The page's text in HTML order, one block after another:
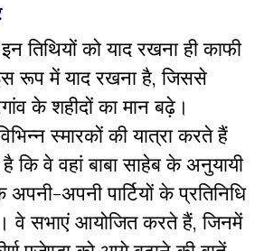
तिथियों को याद रखना ही काफी
रूप में याद रखना है, जिससे
के शहीदों का मान बढ़े।
स्मारकों की यात्रा करते हैं
है कि वे वहां बाबा साहेब के अनुयायी
अपनी पार्टियों के प्रतिनिधि
सभाएं आयोजित करते हैं, जिनमें